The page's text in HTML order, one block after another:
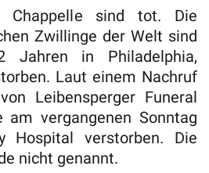
Chappelle sind tot. Die
Zwillinge der Welt sind
in Philadelphia,
Laut einem Nachruf
Leibensperger Funeral
am vergangenen Sonntag
Hospital verstorben. Die
nicht genannt.